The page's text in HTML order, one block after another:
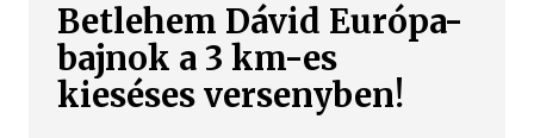
Betlehem Dávid Európa-
bajnok a 3 km-es
kieséses versenyben!